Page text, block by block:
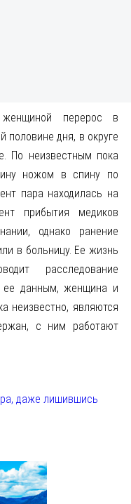
перерос в
половине дня, в округе
По неизвестным пока
ножом в спину по
пара находилась на
прибытия медиков
однако ранение
в больницу. Ее жизнь
расследование
ее данным, женщина и
неизвестно, являются
с ним работают
даже лишившись